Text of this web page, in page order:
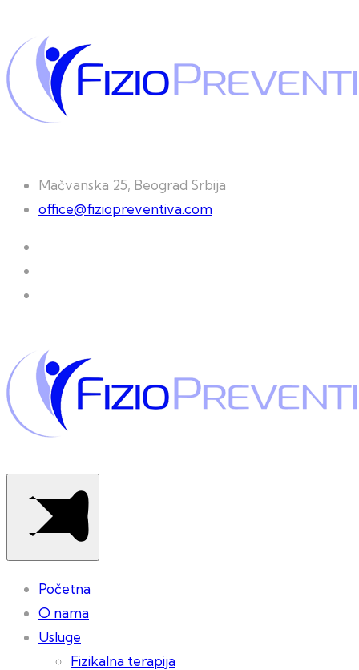
Mačvanska 25, Beograd Srbija
office@fiziopreventiva.com
Početna
O nama
Usluge
Fizikalna terapija